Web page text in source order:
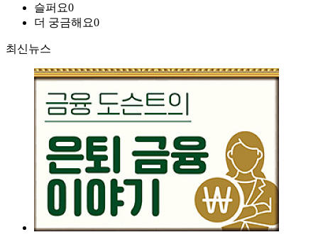
슬퍼요0
더 궁금해요0
최신뉴스